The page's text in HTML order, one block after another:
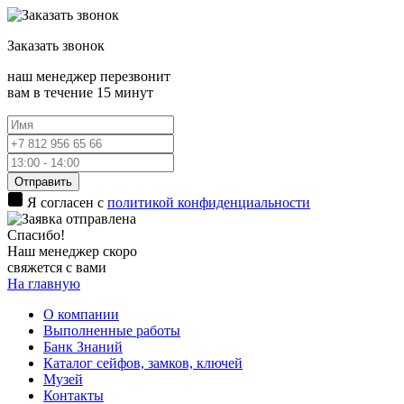
Заказать звонок
наш менеджер перезвонит
вам в течение 15 минут
Отправить
Я согласен с политикой конфиденциальности
Спасибо!
Наш менеджер скоро
свяжется с вами
На главную
О компании
Выполненные работы
Банк Знаний
Каталог сейфов, замков, ключей
Музей
Контакты